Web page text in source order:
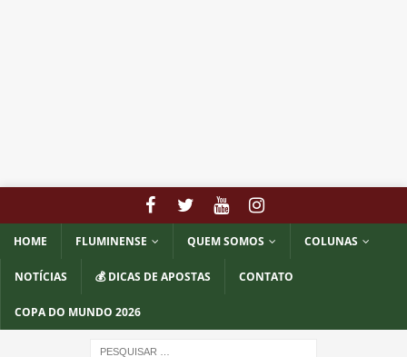
HOME FLUMINENSE QUEM SOMOS COLUNAS
NOTÍCIAS 💰 DICAS DE APOSTAS CONTATO
COPA DO MUNDO 2026